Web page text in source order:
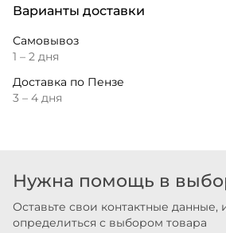
Варианты доставки
Самовывоз
1 – 2 дня
Доставка по Пензе
3 – 4 дня
Нужна помощь в
Оставьте свои контактные
определиться с выбором товара